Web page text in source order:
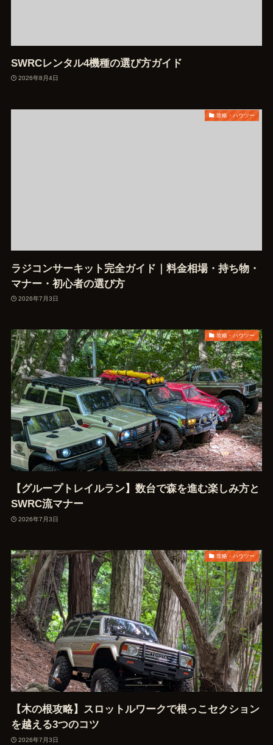
SWRCレンタル4機種の選び方ガイド
2026年8月4日
攻略・ハウツー
ラジコンサーキット完全ガイド｜料金相場・持ち物・
マナー・初心者の選び方
2026年7月3日
攻略・ハウツー
【グループトレイルラン】数台で森を進む楽しみ方と
SWRC流マナー
2026年7月3日
攻略・ハウツー
【木の根攻略】スロットルワークで根っこセクション
を越える3つのコツ
2026年7月3日